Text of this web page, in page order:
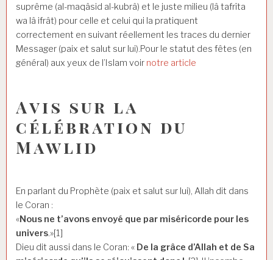
suprême (al-maqâsid al-kubrâ) et le juste milieu (lâ tafrîta
wa lâ ifrât) pour celle et celui qui la pratiquent
correctement en suivant réellement les traces du dernier
Messager (paix et salut sur lui).Pour le statut des fêtes (en
général) aux yeux de l’Islam voir notre article
Avis sur la
célébration du
Mawlid
En parlant du Prophète (paix et salut sur lui), Allah dit dans
le Coran :
«Nous ne t’avons envoyé que par miséricorde pour les
univers.»[1]
Dieu dit aussi dans le Coran: « De la grâce d’Allah et de Sa